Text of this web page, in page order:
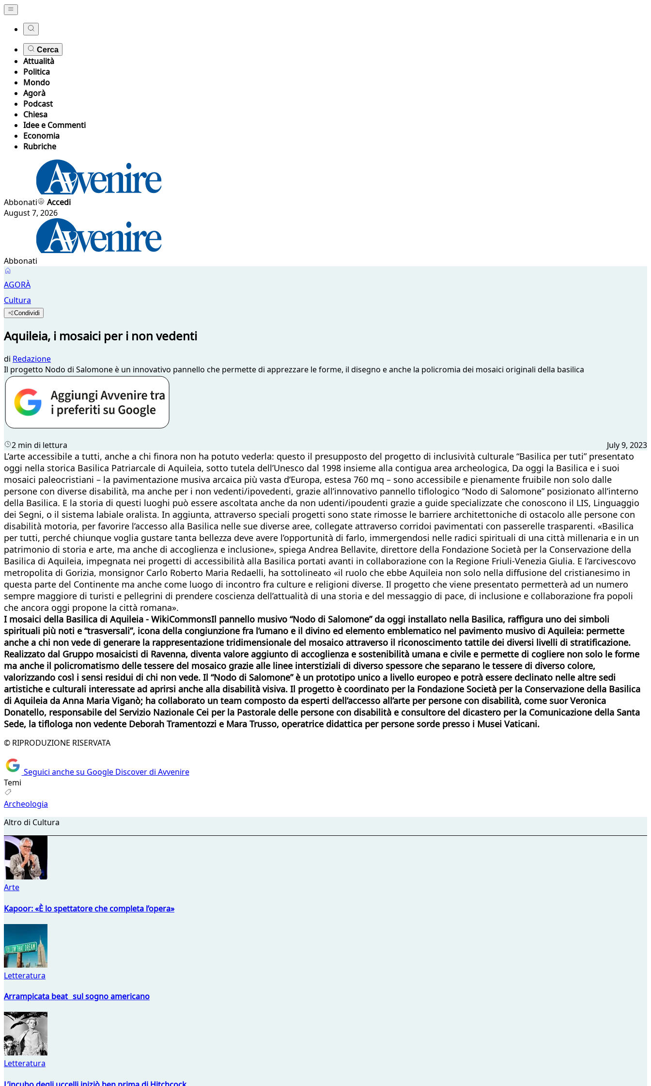
Cerca
Attualità
Politica
Mondo
Agorà
Podcast
Chiesa
Idee e Commenti
Economia
Rubriche
Abbonati
Accedi
August 7, 2026
Abbonati
AGORÀ
Cultura
Condividi
Aquileia, i mosaici per i non vedenti
di Redazione
Il progetto Nodo di Salomone è un innovativo pannello che permette di apprezzare le forme, il disegno e anche la policromia dei mosaici originali della basilica
2 min di lettura July 9, 2023
L’arte accessibile a tutti, anche a chi finora non ha potuto vederla: questo il presupposto del progetto di inclusività culturale “Basilica per tuti” presentato
oggi nella storica Basilica Patriarcale di Aquileia, sotto tutela dell’Unesco dal 1998 insieme alla contigua area archeologica, Da oggi la Basilica e i suoi
mosaici paleocristiani – la pavimentazione musiva arcaica più vasta d’Europa, estesa 760 mq – sono accessibile e pienamente fruibile non solo dalle
persone con diverse disabilità, ma anche per i non vedenti/ipovedenti, grazie all’innovativo pannello tiflologico “Nodo di Salomone” posizionato all’interno
della Basilica. E la storia di questi luoghi può essere ascoltata anche da non udenti/ipoudenti grazie a guide specializzate che conoscono il LIS, Linguaggio
dei Segni, o il sistema labiale oralista. In aggiunta, attraverso speciali progetti sono state rimosse le barriere architettoniche di ostacolo alle persone con
disabilità motoria, per favorire l’accesso alla Basilica nelle sue diverse aree, collegate attraverso corridoi pavimentati con passerelle trasparenti. «Basilica
per tutti, perché chiunque voglia gustare tanta bellezza deve avere l’opportunità di farlo, immergendosi nelle radici spirituali di una città millenaria e in un
patrimonio di storia e arte, ma anche di accoglienza e inclusione», spiega Andrea Bellavite, direttore della Fondazione Società per la Conservazione della
Basilica di Aquileia, impegnata nei progetti di accessibilità alla Basilica portati avanti in collaborazione con la Regione Friuli-Venezia Giulia. E l’arcivescovo
metropolita di Gorizia, monsignor Carlo Roberto Maria Redaelli, ha sottolineato «il ruolo che ebbe Aquileia non solo nella diffusione del cristianesimo in
questa parte del Continente ma anche come luogo di incontro fra culture e religioni diverse. Il progetto che viene presentato permetterà ad un numero
sempre maggiore di turisti e pellegrini di prendere coscienza dell’attualità di una storia e del messaggio di pace, di inclusione e collaborazione fra popoli
che ancora oggi propone la città romana».
I mosaici della Basilica di Aquileia - WikiCommonsIl pannello musivo “Nodo di Salomone” da oggi installato nella Basilica, raffigura uno dei simboli
spirituali più noti e “trasversali”, icona della congiunzione fra l’umano e il divino ed elemento emblematico nel pavimento musivo di Aquileia: permette
anche a chi non vede di generare la rappresentazione tridimensionale del mosaico attraverso il riconoscimento tattile dei diversi livelli di stratificazione.
Realizzato dal Gruppo mosaicisti di Ravenna, diventa valore aggiunto di accoglienza e sostenibilità umana e civile e permette di cogliere non solo le forme
ma anche il policromatismo delle tessere del mosaico grazie alle linee interstiziali di diverso spessore che separano le tessere di diverso colore,
valorizzando così i sensi residui di chi non vede. Il “Nodo di Salomone” è un prototipo unico a livello europeo e potrà essere declinato nelle altre sedi
artistiche e culturali interessate ad aprirsi anche alla disabilità visiva. Il progetto è coordinato per la Fondazione Società per la Conservazione della Basilica
di Aquileia da Anna Maria Viganò; ha collaborato un team composto da esperti dell’accesso all’arte per persone con disabilità, come suor Veronica
Donatello, responsabile del Servizio Nazionale Cei per la Pastorale delle persone con disabilità e consultore del dicastero per la Comunicazione della Santa
Sede, la tiflologa non vedente Deborah Tramentozzi e Mara Trusso, operatrice didattica per persone sorde presso i Musei Vaticani.
© RIPRODUZIONE RISERVATA
Seguici anche su Google Discover di Avvenire
Temi
Archeologia
Altro di Cultura
Arte
Kapoor: «È lo spettatore che completa l’opera»
Letteratura
Arrampicata beat sul sogno americano
Letteratura